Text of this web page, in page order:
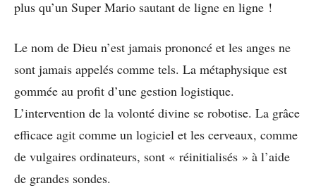
plus qu’un Super Mario sautant de ligne en ligne !
Le nom de Dieu n’est jamais prononcé et les anges ne
sont jamais appelés comme tels. La métaphysique est
gommée au profit d’une gestion logistique.
L’intervention de la volonté divine se robotise. La grâce
efficace agit comme un logiciel et les cerveaux, comme
de vulgaires ordinateurs, sont « réinitialisés » à l’aide
de grandes sondes.